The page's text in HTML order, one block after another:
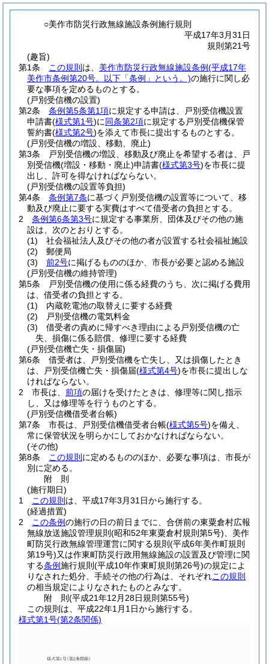
○美作市防災行政無線施設条例施行規則
平成17年3月31日
規則第21号
(趣旨)
第1条
この規則 は、 美作市防災行政無線施設条例(平成17年
美作市条例第20号。以下「条例」という。)の施行に関し必
要な事項を定めるものとする。
(戸別受信機の設置)
第2条
条例第5条第1項に規定する申請は、戸別受信機設置
申請書(様式第1号)に同条第2項に規定する戸別受信機保管
誓約書(様式第2号)を添えて市長に提出するものとする。
(戸別受信機の増設、移動、廃止)
第3条
戸別受信機の増設、移動及び廃止を希望する者は、戸
別受信機(増設・移動・廃止)申請書(様式第3号)を市長に提
出し、許可を得なければならない。
(戸別受信機の設置等負担)
第4条
条例第7条に基づく戸別受信機の設置等について、移
動及び廃止に要する実費はすべて借受者の負担とする。
2
条例第6条第3号に規定する事業所、団体及びその他の施
設は、次のとおりとする。
(1)
社会福祉法人及びその他の者が設置する社会福祉施設
(2)
郵便局
(3)
前2号に掲げるもののほか、市長が必要と認める施設
(戸別受信機の維持管理)
第5条
戸別受信機の使用に係る経費のうち、次に掲げる費用
は、借受者の負担とする。
(1)
内蔵乾電池の取替えに要する経費
(2)
戸別受信機の電気料金
(3)
借受者の責めに帰すべき理由による戸別受信機の亡
失、損傷に係る賠償、修理に要する経費
(戸別受信機亡失・損傷届)
第6条
借受者は、戸別受信機を亡失し、又は損傷したとき
は、戸別受信機亡失・損傷届(様式第4号)を市長に提出しな
ければならない。
2
市長は、 前項の届けを受けたときは、修理等に関し指示
し、又は修理等を行うものとする。
(戸別受信機借受者台帳)
第7条
市長は、戸別受信機借受者台帳(様式第5号)を備え、
常に保管状況を明らかにしておかなければならない。
(その他)
第8条
この規則 に定めるもののほか、必要な事項は、市長が
別に定める。
附 則
(施行期日)
1
この規則 は、平成17年3月31日から施行する。
(経過措置)
2
この条例の施行の日の前日までに、合併前の東粟倉村広報
無線放送施設管理規則 (昭和52年東粟倉村規則第5号) 、美作
町防災行政無線管理運営に関する規則 (平成6年美作町規則
第19号)又は作東町防災行政用無線施設の設置及び管理に関
する条例施行規則 (平成10年作東町規則第26号)の規定によ
りなされた処分、手続その他の行為は、それぞれこの規則
の相当規定によりなされたものとみなす。
附 則(平成21年12月28日規則第55号)
この規則は、平成22年1月1日から施行する。
様式第1号(第2条関係)